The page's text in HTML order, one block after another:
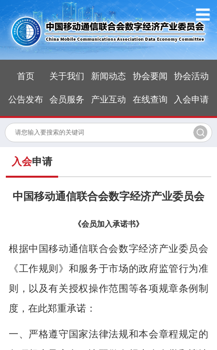
首页 关于我们 新闻动态 协会要闻 协会活动
公告发布 会员服务 产业互动 在线查询 入会申请
入会申请
中国移动通信联合会数字经济产业委员会
《会员加入承诺书》
根据中国移动通信联合会数字经济产业委员会
《工作规则》和服务于市场的政府监管行为准
则，以及有关授权操作范围等各项规章条例制
度，在此郑重承诺：
一、严格遵守国家法律法规和本会章程规定的